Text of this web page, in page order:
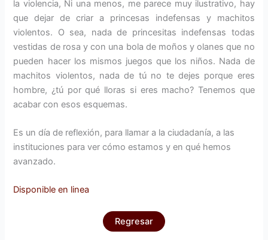
la violencia, Ni una menos, me parece muy ilustrativo, hay
que dejar de criar a princesas indefensas y machitos
violentos. O sea, nada de princesitas indefensas todas
vestidas de rosa y con una bola de moños y olanes que no
pueden hacer los mismos juegos que los niños. Nada de
machitos violentos, nada de tú no te dejes porque eres
hombre, ¿tú por qué lloras si eres macho? Tenemos que
acabar con esos esquemas.
Es un día de reflexión, para llamar a la ciudadanía, a las
instituciones para ver cómo estamos y en qué hemos
avanzado.
Disponible en linea
Regresar